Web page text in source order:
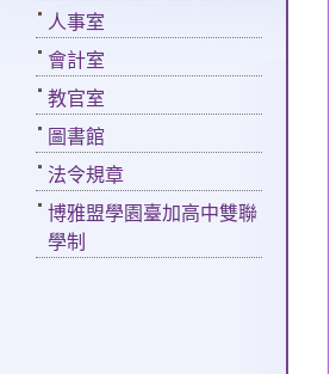
人事室
會計室
教官室
圖書館
法令規章
博雅盟學園臺加高中雙聯
學制